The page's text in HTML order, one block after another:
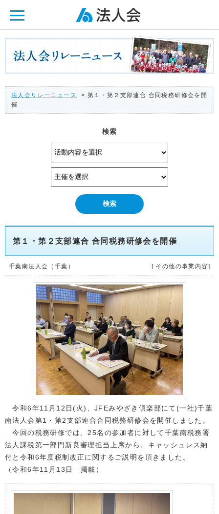
法人会リレーニュース
> 第１・第２支部連合 合同税務研修会を開
催
検索
第１・第２支部連合 合同税務研修会を開催
千葉南法人会（千葉） [ その他の事業内容]
令和6年11月12日(火)、JFEみやざき倶楽部にて(一社)千葉
南法人会第1・第2支部連合合同税務研修会を開催しました。
今回の税務研修では、25名の参加者に対して千葉南税務署
法人課税第一部門新良審理担当上席から、キャッシュレス納
付と令和6年度税制改正に関するご説明を頂きました。
（令和6年11月13日 掲載）